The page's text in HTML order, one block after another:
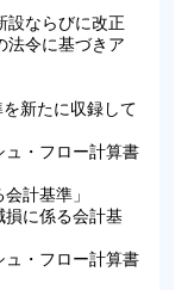
設ならびに改正
法令に基づきア
新たに収録して
ュ・フロー計算書
計基準」
損に係る会計基
ュ・フロー計算書